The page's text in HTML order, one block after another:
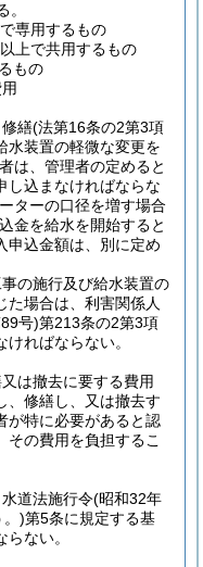
専用するもの
上で共用するもの
もの
繕(法第16条の2第3項
水装置の軽微な変更を
は、管理者の定めると
し込まなければならな
ターの口径を増す場合
金を給水を開始すると
申込金額は、別に定め
の施行及び給水装置の
た場合は、利害関係人
号)第213条の2第3項
ればならない。
は撤去に要する費用
、修繕し、又は撤去す
が特に必要があると認
の費用を負担するこ
道法施行令(昭和32年
。)第5条に規定する基
ない。